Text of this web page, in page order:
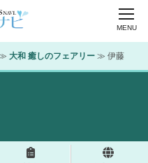
MENU
大和 癒しのフェアリー ≫ 伊藤